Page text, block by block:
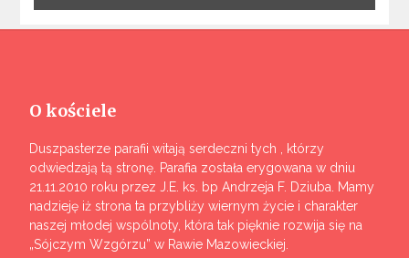
O kościele
Duszpasterze parafii witają serdeczni tych , którzy
odwiedzają tą stronę. Parafia została erygowana w dniu
21.11.2010 roku przez J.E. ks. bp Andrzeja F. Dziuba. Mamy
nadzieję iż strona ta przybliży wiernym życie i charakter
naszej młodej wspólnoty, która tak pięknie rozwija się na
„Sójczym Wzgórzu” w Rawie Mazowieckiej.